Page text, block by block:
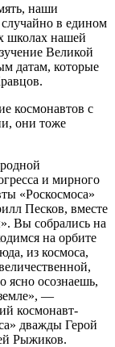
наши
случайно в едином
школах нашей
Великой
датам, которые
космонавтов с
они тоже
и мирного
«Роскосмоса»
Песков, вместе
Вы собрались на
на орбите
из космоса,
ясно осознаешь,
—
космонавт-
дважды Герой
Рыжиков.